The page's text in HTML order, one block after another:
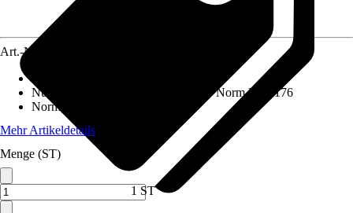
Art.-Nr.
Nutzung
Spielplatzgeräte nach DIN Norm EN 1176
Norm / Prüfzeichen
Mehr Artikeldetails
Menge (ST)
1 ST